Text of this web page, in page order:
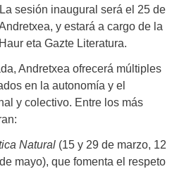
sesión inaugural será el 25 de
y estará a cargo de la
eta Gazte Literatura.
Andretxea ofrecerá múltiples
en la autonomía y el
y colectivo. Entre los más
Natural (15 y 29 de marzo, 12
mayo), que fomenta el respeto